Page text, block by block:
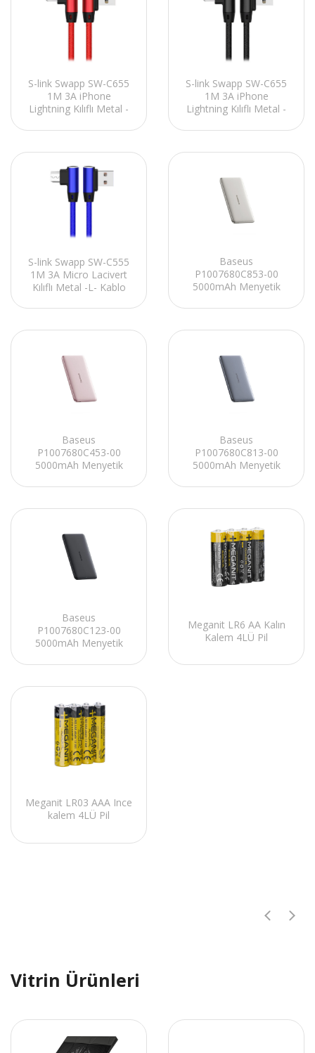
S-link Swapp SW-C655
1M 3A iPhone
Lightning Kılıflı Metal -
Kablosu
S-link Swapp SW-C655
1M 3A iPhone
Lightning Kılıflı Metal -
Kablosu
S-link Swapp SW-C555
1M 3A Micro Lacivert
Kılıflı Metal -L- Kablo
Baseus
P1007680C853-00
5000mAh Menyetik
Cihazı
Baseus
P1007680C453-00
5000mAh Menyetik
Pil Şarj Cihazı
Baseus
P1007680C813-00
5000mAh Menyetik
Şarj Cihazı
Baseus
P1007680C123-00
5000mAh Menyetik
Pil Şarj Cihazı
Meganit LR6 AA Kalın
Kalem 4LÜ Pil
Meganit LR03 AAA Ince
kalem 4LÜ Pil
Vitrin Ürünleri